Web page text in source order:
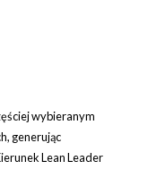
wybieranym
generując
Lean Leader